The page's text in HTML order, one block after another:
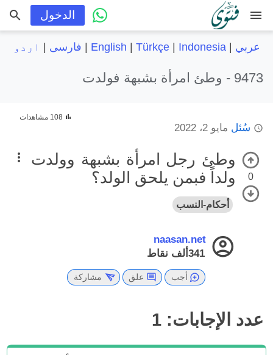
menu الدخول
عربي |
English Türkçe| Indonesia فارسی اردو
9473 - وطئ امرأة بشبهة فولدت
سُئل مايو 2، 2022
108 مشاهدات
0
وطئ رجل امرأة بشبهة وولدت
ولداً فبمن يلحق الولد؟
أحكام-النسب
naasan.net
341ألف
نقاط
أجب علق مشاركة
عدد الإجابات: 1